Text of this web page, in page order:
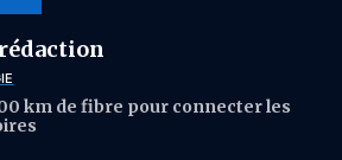
km de fibre pour connecter les